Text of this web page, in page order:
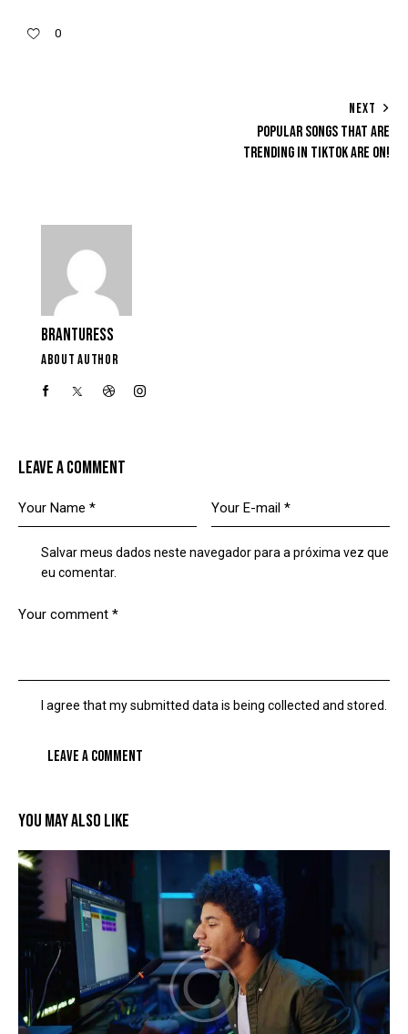
0
NEXT
POPULAR SONGS THAT ARE
TRENDING IN TIKTOK ARE ON!
BRANTURESS
ABOUT AUTHOR
LEAVE A COMMENT
Salvar meus dados neste navegador para a próxima vez que
eu comentar.
I agree that my submitted data is being collected and stored.
YOU MAY ALSO LIKE